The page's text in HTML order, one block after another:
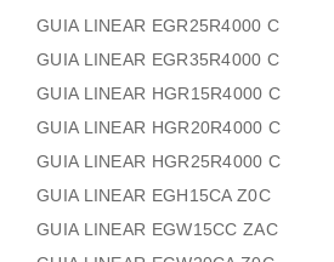
GUIA LINEAR EGR25R4000 C
GUIA LINEAR EGR35R4000 C
GUIA LINEAR HGR15R4000 C
GUIA LINEAR HGR20R4000 C
GUIA LINEAR HGR25R4000 C
GUIA LINEAR EGH15CA Z0C
GUIA LINEAR EGW15CC ZAC